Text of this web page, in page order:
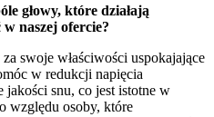
głowy, które działają
naszej ofercie?
swoje właściwości uspokajające
w redukcji napięcia
snu, co jest istotne w
względu osoby, które